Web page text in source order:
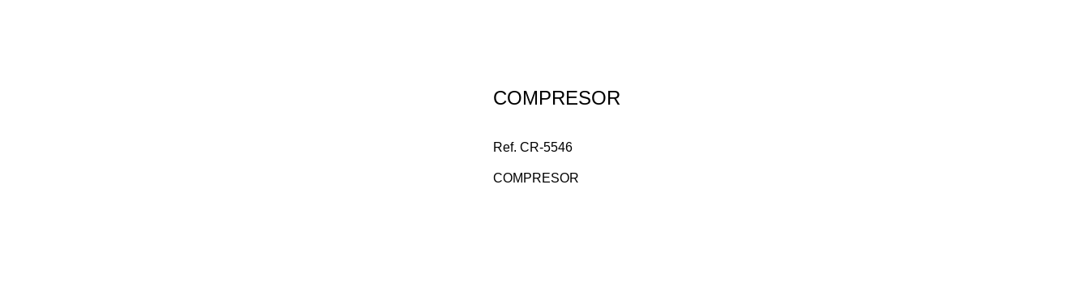
COMPRESOR
Ref. CR-5546
COMPRESOR